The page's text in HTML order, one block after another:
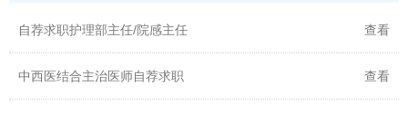
查看
自荐求职护理部主任/院感主任
查看
中西医结合主治医师自荐求职